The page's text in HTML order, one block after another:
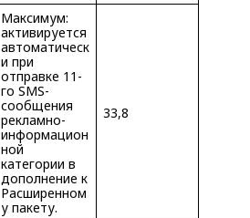
Максимум:
активируется
автоматическ
и при
отправке 11-
го SMS-
сообщения
рекламно-
информацион
ной
категории в
дополнение к
Расширенном
у пакету.
33,8